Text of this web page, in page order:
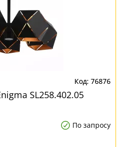
76876
SL258.402.05
По запросу